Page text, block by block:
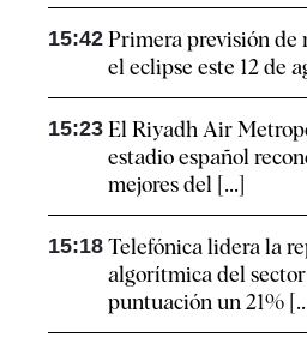
15:42 Primera previsión de
el eclipse este 12 de
15:23 El Riyadh Air
estadio español
mejores del [...]
15:18 Telefónica lidera la
algorítmica del
puntuación un 21%